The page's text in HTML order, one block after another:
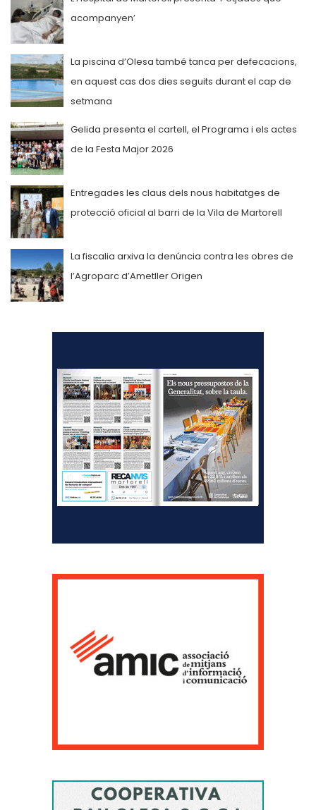
acompanyen’
La piscina d’Olesa també tanca per defecacions,
en aquest cas dos dies seguits durant el cap de
setmana
Gelida presenta el cartell, el Programa i els actes
de la Festa Major 2026
Entregades les claus dels nous habitatges de
protecció oficial al barri de la Vila de Martorell
La fiscalia arxiva la denúncia contra les obres de
l’Agroparc d’Ametller Origen